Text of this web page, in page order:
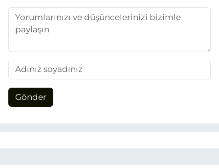
adım attım.
Gönder